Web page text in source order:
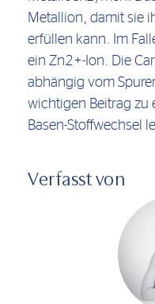
Metallion, damit sie
erfüllen kann. Im
ein Zn2+-Ion. Die
abhängig vom
wichtigen Beitrag zu
Basen-Stoffwechsel
Verfasst von